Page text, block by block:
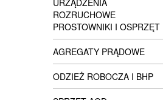
URZĄDZENIA
ROZRUCHOWE
PROSTOWNIKI I OSPRZĘT
AGREGATY PRĄDOWE
ODZIEŻ ROBOCZA I BHP